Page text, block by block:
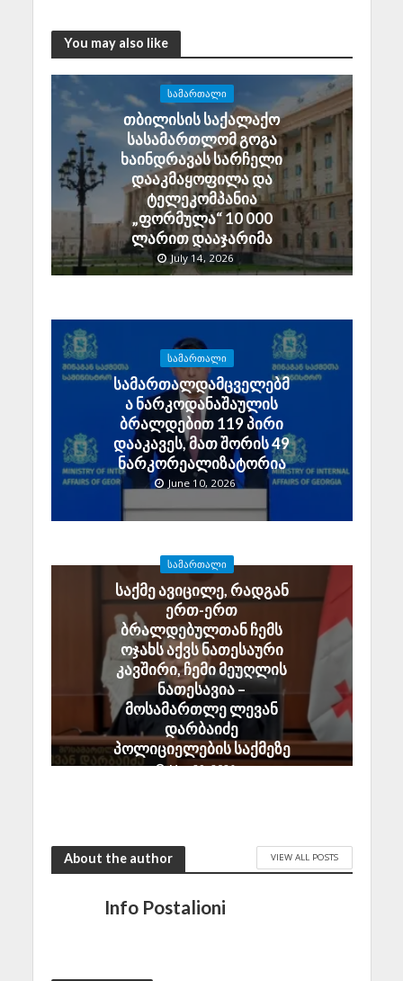
You may also like
ᲡᲐᲛᲐᲠᲗᲐᲚᲘ
თბილისის საქალაქო
სასამართლომ გოგა
ხაინდრავას სარჩელი
დააკმაყოფილა და
ტელეკომპანია
„ფორმულა“ 10 000
ლარით დააჯარიმა
July 14, 2026
ᲡᲐᲛᲐᲠᲗᲐᲚᲘ
სამართალდამცველებმ
ა ნარკოდანაშაულის
ბრალდებით 119 პირი
დააკავეს, მათ შორის 49
ნარკორეალიზატორია
June 10, 2026
ᲡᲐᲛᲐᲠᲗᲐᲚᲘ
საქმე ავიცილე, რადგან
ერთ-ერთ
ბრალდებულთან ჩემს
ოჯახს აქვს ნათესაური
კავშირი, ჩემი მეუღლის
ნათესავია –
მოსამართლე ლევან
დარბაიძე
პოლიციელების საქმეზე
May 29, 2026
About the author VIEW ALL POSTS
Info Postalioni